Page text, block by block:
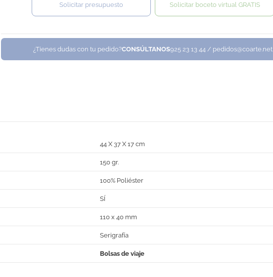
Solicitar presupuesto Solicitar boceto virtual GRATIS
¿Tienes dudas con tu pedido?CONSÚLTANOS925 23 13 44 / pedidos@coarte.net
44 X 37 X 17 cm
150 gr.
100% Poliéster
SÍ
110 x 40 mm
Serigrafía
Bolsas de viaje